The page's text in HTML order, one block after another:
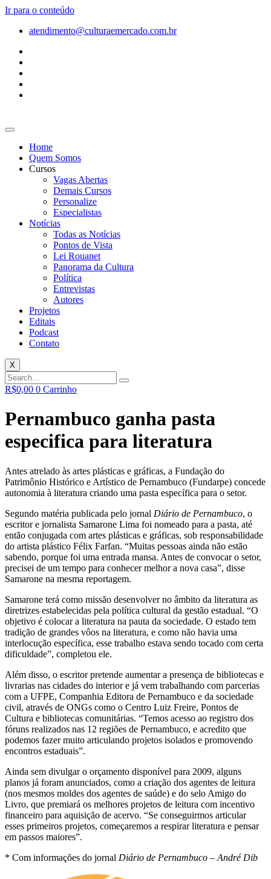
Ir para o conteúdo
atendimento@culturaemercado.com.br
Home
Quem Somos
Cursos
Vagas Abertas
Demais Cursos
Personalize
Especialistas
Notícias
Todas as Notícias
Pontos de Vista
Lei Rouanet
Panorama da Cultura
Política
Entrevistas
Autores
Projetos
Editais
Podcast
Contato
X
R$0,00 0 Carrinho
Pernambuco ganha pasta
especifica para literatura
Antes atrelado às artes plásticas e gráficas, a Fundação do
Patrimônio Histórico e Artístico de Pernambuco (Fundarpe) concede
autonomia à literatura criando uma pasta específica para o setor.
Segundo matéria publicada pelo jornal Diário de Pernambuco, o
escritor e jornalista Samarone Lima foi nomeado para a pasta, até
então conjugada com artes plásticas e gráficas, sob responsabilidade
do artista plástico Félix Farfan. “Muitas pessoas ainda não estão
sabendo, porque foi uma entrada mansa. Antes de convocar o setor,
precisei de um tempo para conhecer melhor a nova casa”, disse
Samarone na mesma reportagem.
Samarone terá como missão desenvolver no âmbito da literatura as
diretrizes estabelecidas pela política cultural da gestão estadual. “O
objetivo é colocar a literatura na pauta da sociedade. O estado tem
tradição de grandes vôos na literatura, e como não havia uma
interlocução específica, esse trabalho estava sendo tocado com certa
dificuldade”, completou ele.
Além disso, o escritor pretende aumentar a presença de bibliotecas e
livrarias nas cidades do interior e já vem trabalhando com parcerias
com a UFPE, Companhia Editora de Pernambuco e da sociedade
civil, através de ONGs como o Centro Luiz Freire, Pontos de
Cultura e bibliotecas comunitárias. “Temos acesso ao registro dos
fóruns realizados nas 12 regiões de Pernambuco, e acredito que
podemos fazer muito articulando projetos isolados e promovendo
encontros estaduais”.
Ainda sem divulgar o orçamento disponível para 2009, alguns
planos já foram anunciados, como a criação dos agentes de leitura
(nos mesmos moldes dos agentes de saúde) e do selo Amigo do
Livro, que premiará os melhores projetos de leitura com incentivo
financeiro para aquisição de acervo. “Se conseguirmos articular
esses primeiros projetos, começaremos a respirar literatura e pensar
em passos maiores”.
* Com informações do jornal Diário de Pernambuco – André Dib